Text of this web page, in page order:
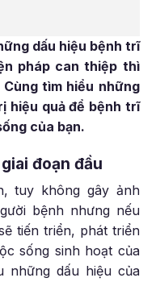
dấu hiệu bệnh trĩ
pháp can thiệp thì
tìm hiểu những
hiệu quả để bệnh trĩ
của bạn.
đoạn đầu
tuy không gây ảnh
bệnh nhưng nếu
tiến triển, phát triển
sống sinh hoạt của
những dấu hiệu của